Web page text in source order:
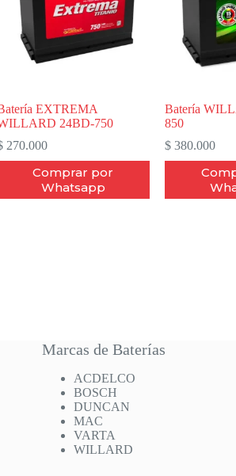
EXTREMA
24BD-750
270.000
Comprar por
Whatsapp
Batería
850
$ 380.000
Marcas de Baterías
ACDELCO
BOSCH
DUNCAN
MAC
VARTA
WILLARD